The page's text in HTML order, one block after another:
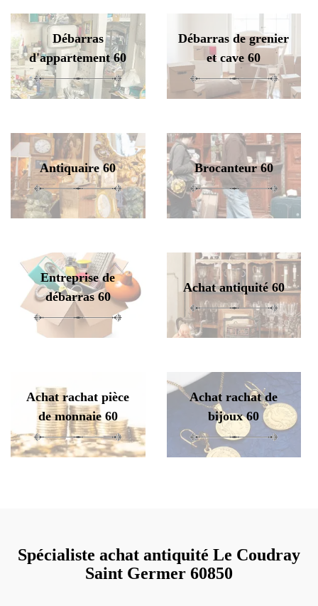
Débarras
d'appartement 60
Débarras de grenier
et cave 60
Antiquaire 60 Brocanteur 60
Entreprise de
débarras 60
Achat antiquité 60
Achat rachat pièce
de monnaie 60
Achat rachat de
bijoux 60
Spécialiste achat antiquité Le Coudray
Saint Germer 60850